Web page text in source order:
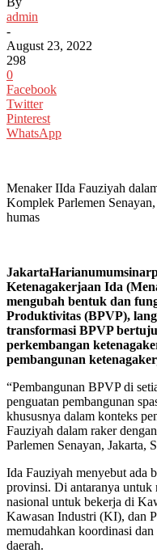
admin
-
August 23, 2022
298
0
Facebook
Twitter
Pinterest
WhatsApp
Menaker IIda Fauziyah
Komplek Parlemen
humas
Ketenagakerjaan Ida
mengubah bentuk dan
Produktivitas (BPVP),
transformasi BPVP
perkembangan
pembangunan
“Pembangunan BPVP di
penguatan pembangunan
khususnya dalam konteks
Fauziyah dalam raker
Parlemen Senayan, Jakarta,
Ida Fauziyah menyebut ada
provinsi. Di antaranya untuk
nasional untuk bekerja di
Kawasan Industri (KI), dan
memudahkan koordinasi
daerah.